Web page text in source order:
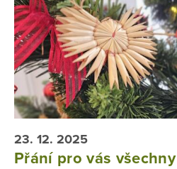
23. 12. 2025
Přání pro vás všechny